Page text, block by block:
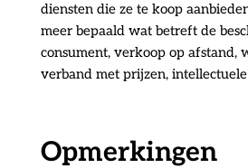
diensten die ze te koop
meer bepaald wat betreft de
consument, verkoop op afstand,
verband met prijzen,
Opmerkingen